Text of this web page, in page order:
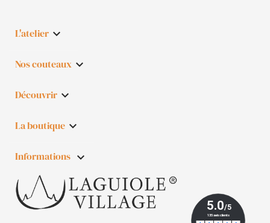
L'atelier 
Nos couteaux 
Découvrir 
La boutique 
Informations keyboard_arrow_down